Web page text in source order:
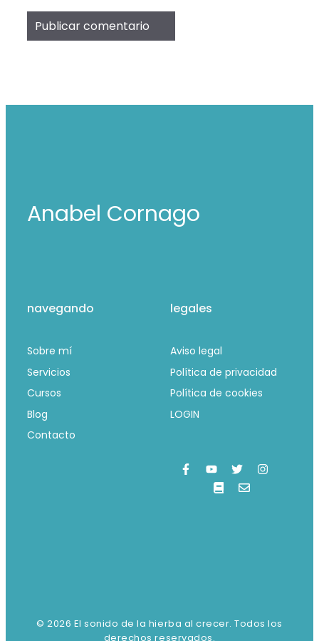
Anabel Cornago
navegando
Sobre mí
Servicios
Cursos
Blog
Contacto
legales
Aviso legal
Política de privacidad
Política de cookies
LOGIN
© 2026 El sonido de la hierba al crecer. Todos los
derechos reservados.